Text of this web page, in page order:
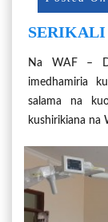
PA KAZI.
Na WAF –
imedhamiria
salama na
kushirikiana na